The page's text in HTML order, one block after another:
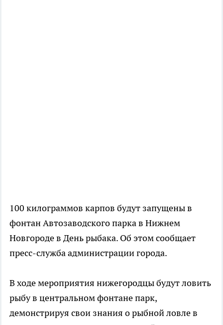
100 килограммов карпов будут запущены в
фонтан Автозаводского парка в Нижнем
Новгороде в День рыбака. Об этом сообщает
пресс-служба администрации города.
В ходе мероприятия нижегородцы будут ловить
рыбу в центральном фонтане парк,
демонстрируя свои знания о рыбной ловле в